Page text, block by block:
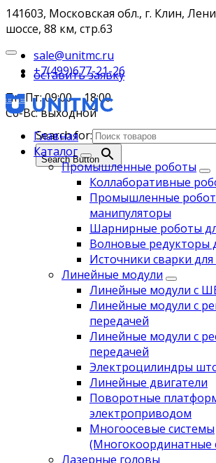
141603, Московская обл., г. Клин,
шоссе, 88 км, стр.63
sale@unitmc.ru
+7(499)677-21-26
Пн-Пт: 09:00 – 18:00
Сб-Вс: выходной
Search for:
Search Button
оставить заявку
Главная
Каталог
Промышленные роботы
Коллаборативные
Промышленные
манипуляторы
Шарнирные роботы
Волновые редукторы
Источники сварки
Линейные модули
Линейные модули с
Линейные модули с
передачей
Линейные модули с
передачей
Электроцилиндры
Линейные двигатели
Поворотные
электроприводом
Многоосевые системы
(Многокоординатные
Лазерные головы